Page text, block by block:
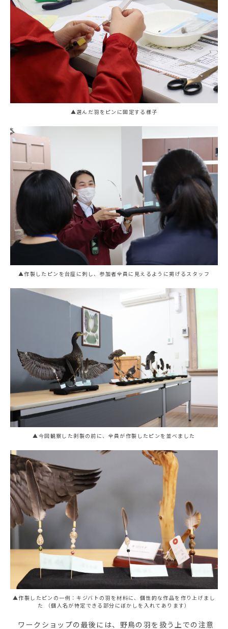
▲選んだ羽をピンに固定する様子
▲作製したピンを台座に刺し、参加者全員に見えるように掲げるスタッフ
▲今回観察した剥製の前に、全員が作製したピンを並べました
▲作製したピンの一例：キジバトの羽を材料に、個性的な作品を作り上げまし
た （個人名が特定できる部分にぼかしを入れてあります）
ワークショップの最後には、野鳥の羽を扱う上での注意